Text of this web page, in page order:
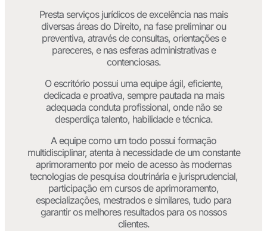
Presta serviços jurídicos de excelência nas mais
diversas áreas do Direito, na fase preliminar ou
preventiva, através de consultas, orientações e
pareceres, e nas esferas administrativas e
contenciosas.
O escritório possui uma equipe ágil, eficiente,
dedicada e proativa, sempre pautada na mais
adequada conduta profissional, onde não se
desperdiça talento, habilidade e técnica.
A equipe como um todo possui formação
multidisciplinar, atenta à necessidade de um constante
aprimoramento por meio de acesso às modernas
tecnologias de pesquisa doutrinária e jurisprudencial,
participação em cursos de aprimoramento,
especializações, mestrados e similares, tudo para
garantir os melhores resultados para os nossos
clientes.